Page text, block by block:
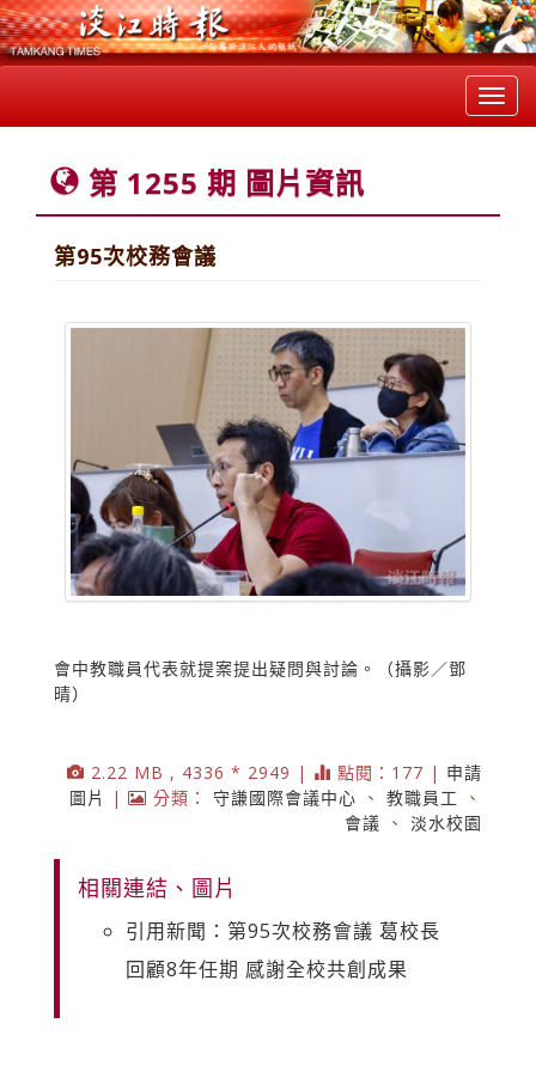
第 1255 期 圖片資訊
第95次校務會議
會中教職員代表就提案提出疑問與討論。（攝影／鄧
晴）
2.22 MB , 4336 * 2949 | 點閱：177 | 申請
圖片
| 分類： 守謙國際會議中心 、 教職員工
、
會議 、 淡水校園
相關連結、圖片
引用新聞：第95次校務會議 葛校長
回顧8年任期 感謝全校共創成果